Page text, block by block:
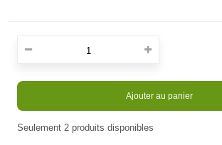
Ajouter au panier
Seulement 2 produits disponibles